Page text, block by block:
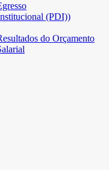
(PDI))
do Orçamento